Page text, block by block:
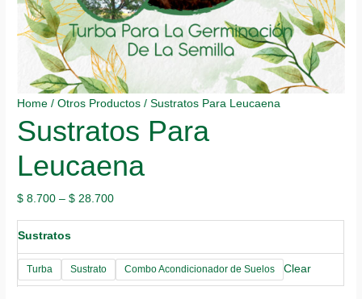
Home /Otros Productos / Sustratos Para Leucaena
Sustratos Para
Leucaena
$ 8.700 –$ 28.700
Sustratos
Turba Sustrato Combo Acondicionador de Suelos Clear